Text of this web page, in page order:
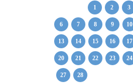
1 2 3
6 7 8 9 10
13 14 15 16 17
20 21 22 23 24
27 28